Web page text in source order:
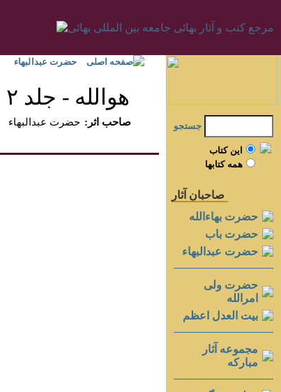
صفحه اصلی حضرت عبدالبهاء
هوالله - جلد ۲
حضرت عبدالبهاء
:صاحب اثر
جستجو
اين کتاب
همه کتابها
صاحبان آثار
حضرت بهاءالله
حضرت باب
حضرت عبدالبهاء
حضرت ولی
امرالله
بيت العدل اعظم
مجموعه آثار
مباركه